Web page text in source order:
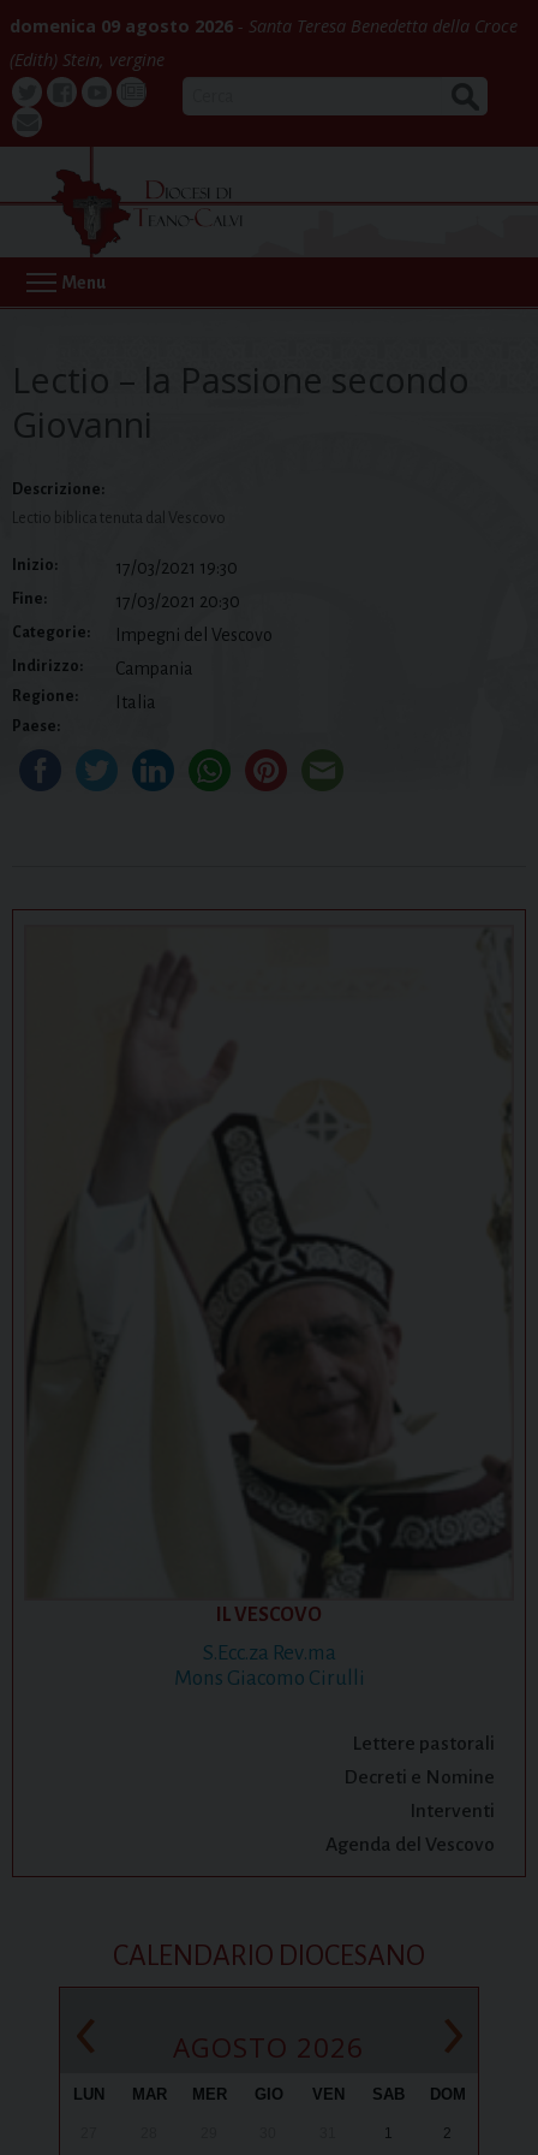
content
domenica 09 agosto 2026
Santa Teresa Benedetta della Croce
(Edith) Stein, vergine
Twitter
Buona
webmail
Menu
Lectio – la Passione secondo
Giovanni
Descrizione:
Lectio biblica tenuta dal Vescovo
Inizio: 17/03/2021 19:30
Fine: 17/03/2021 20:30
Categorie: Impegni del Vescovo
Indirizzo:
Regione:
Campania
Paese:
Italia
IL VESCOVO
S.Ecc.za Rev.ma
Mons Giacomo Cirulli
Lettere pastorali
Decreti e Nomine
Interventi
Agenda del Vescovo
CALENDARIO DIOCESANO
‹ AGOSTO 2026 ›
LUN MAR MER GIO VEN SAB DOM
1 2